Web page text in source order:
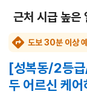
근처 시급 높은
도보 30분 이상
[성복동/2등
두 어르신 케